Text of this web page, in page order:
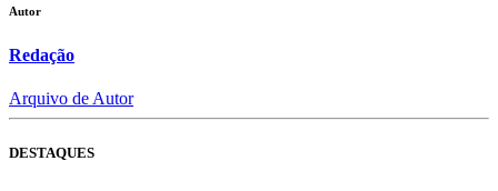
Autor
Redação
Arquivo de Autor
DESTAQUES